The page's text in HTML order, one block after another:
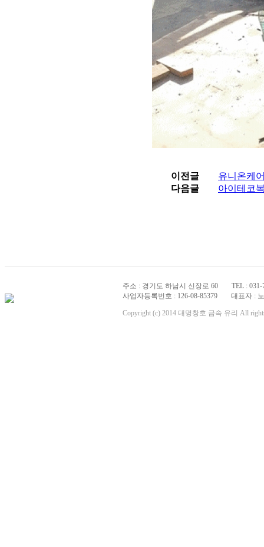
이전글
유니온케
다음글
아이테코
주소 : 경기도 하남시 신장로 60
TEL :
사업자등록번호 : 126-08-85379
대표자 :
Copyright (c) 2014 대명창호 금속 유리 All